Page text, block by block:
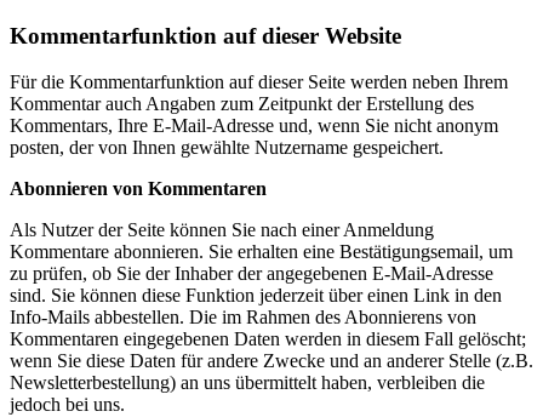
Kommentarfunktion auf dieser Website
Für die Kommentarfunktion auf dieser Seite werden neben Ihrem
Kommentar auch Angaben zum Zeitpunkt der Erstellung des
Kommentars, Ihre E-Mail-Adresse und, wenn Sie nicht anonym
posten, der von Ihnen gewählte Nutzername gespeichert.
Abonnieren von Kommentaren
Als Nutzer der Seite können Sie nach einer Anmeldung
Kommentare abonnieren. Sie erhalten eine Bestätigungsemail, um
zu prüfen, ob Sie der Inhaber der angegebenen E-Mail-Adresse
sind. Sie können diese Funktion jederzeit über einen Link in den
Info-Mails abbestellen. Die im Rahmen des Abonnierens von
Kommentaren eingegebenen Daten werden in diesem Fall gelöscht;
wenn Sie diese Daten für andere Zwecke und an anderer Stelle (z.B.
Newsletterbestellung) an uns übermittelt haben, verbleiben die
jedoch bei uns.